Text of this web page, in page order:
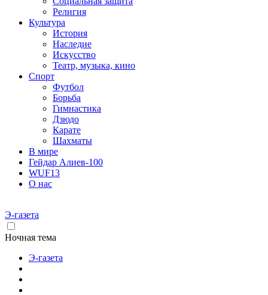
Религия
Культура
История
Наследие
Искусство
Театр, музыка, кино
Спорт
Футбол
Борьба
Гимнастика
Дзюдо
Карате
Шахматы
В мире
Гейдар Алиев-100
WUF13
О нас
Э-газета
Ночная тема
Э-газета